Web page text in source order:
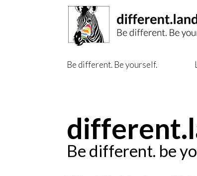
Be different. Be yourself.
Be different. be